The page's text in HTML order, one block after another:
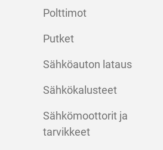
Polttimot
Putket
Sähköauton lataus
Sähkökalusteet
Sähkömoottorit ja
tarvikkeet